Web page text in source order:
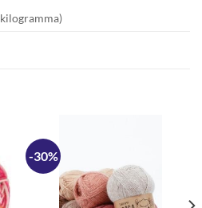
-30%